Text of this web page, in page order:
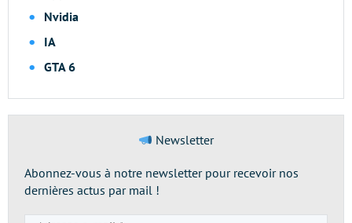
Nvidia
IA
GTA 6
Newsletter
Abonnez-vous à notre newsletter pour recevoir nos
dernières actus par mail !